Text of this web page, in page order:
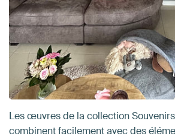
Les œuvres de la collection
combinent facilement avec des